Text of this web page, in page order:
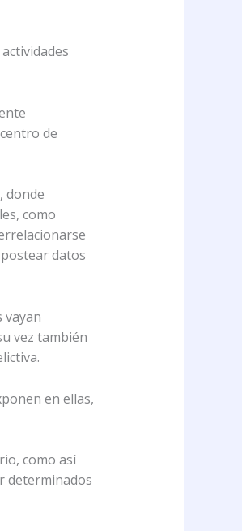
de
donde
como
datos
vayan
vez también
en ellas,
como así
determinados